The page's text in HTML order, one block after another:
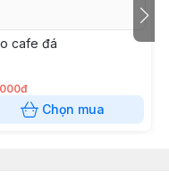
cafe đá
Chọn mua